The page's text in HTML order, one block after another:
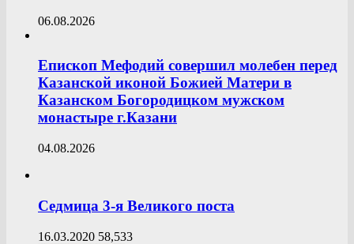
06.08.2026
Епископ Мефодий совершил молебен перед
Казанской иконой Божией Матери в
Казанском Богородицком мужском
монастыре г.Казани
04.08.2026
Седмица 3-я Великого поста
16.03.2020 58,533